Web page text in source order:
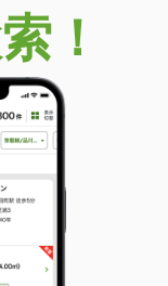
条平野町
条平野町
！